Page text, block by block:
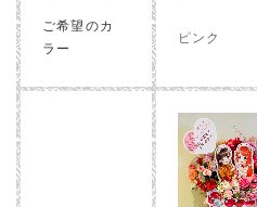
ご希望のカ
ラー
ピンク